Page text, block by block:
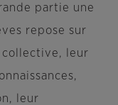
partie une
repose sur
leur
leur